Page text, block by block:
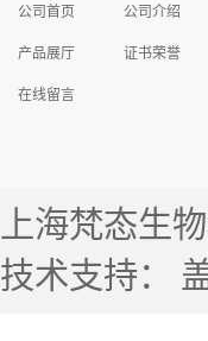
公司首页 公司介绍
产品展厅 证书荣誉
在线留言
上海梵态生
技术支持：